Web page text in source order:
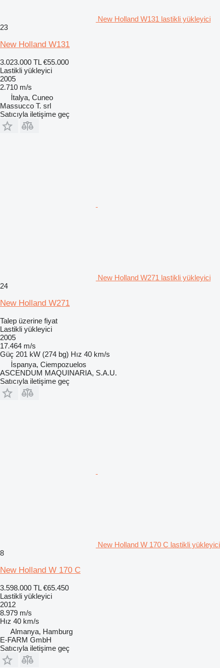
New Holland W131 lastikli yükleyici
23
New Holland W131
3.023.000 TL €55.000
Lastikli yükleyici
2005
2.710 m/s
İtalya, Cuneo
Massucco T. srl
Satıcıyla iletişime geç
New Holland W271 lastikli yükleyici
24
New Holland W271
Talep üzerine fiyat
Lastikli yükleyici
2005
17.464 m/s
Güç 201 kW (274 bg) Hız 40 km/s
İspanya, Ciempozuelos
ASCENDUM MAQUINARIA, S.A.U.
Satıcıyla iletişime geç
New Holland W 170 C lastikli yükleyici
8
New Holland W 170 C
3.598.000 TL €65.450
Lastikli yükleyici
2012
8.979 m/s
Hız 40 km/s
Almanya, Hamburg
E-FARM GmbH
Satıcıyla iletişime geç